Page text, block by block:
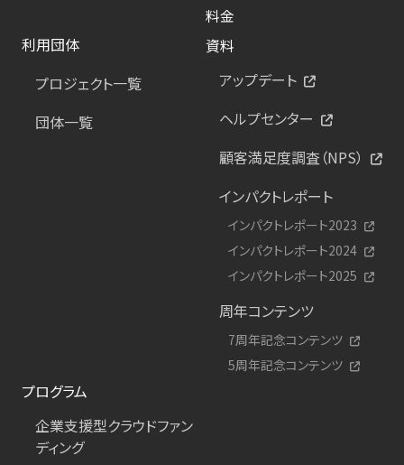
料金
利用団体
プロジェクト一覧
団体一覧
資料
アップデート
ヘルプセンター
顧客満足度調査（NPS）
インパクトレポート
インパクトレポート2023
インパクトレポート2024
インパクトレポート2025
周年コンテンツ
7周年記念コンテンツ
5周年記念コンテンツ
プログラム
企業支援型クラウドファン
ディング